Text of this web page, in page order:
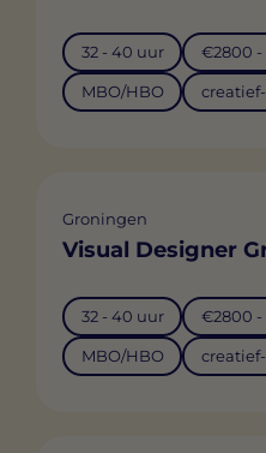
32 - 40 uur €2800
MBO/HBO
Groningen
Visual Designer
32 - 40 uur €2800
MBO/HBO